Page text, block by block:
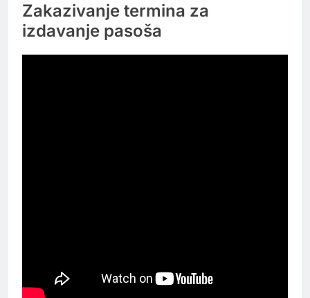
Zakazivanje termina za
izdavanje pasoša